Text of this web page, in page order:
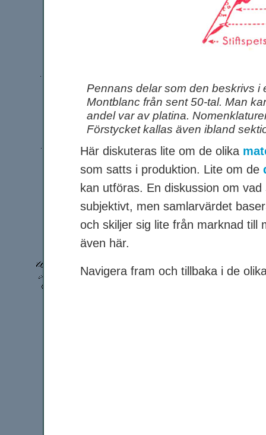
Pennans delar som den beskrivs
Montblanc från sent 50-tal. Man
andel var av platina.
Förstycket kallas även ibland
Här diskuteras lite om de olika
som satts i produktion. Lite om de
kan utföras. En diskussion om
subjektivt, men samlarvärdet
och skiljer sig lite från marknad till
även här.
Navigera fram och tillbaka i de